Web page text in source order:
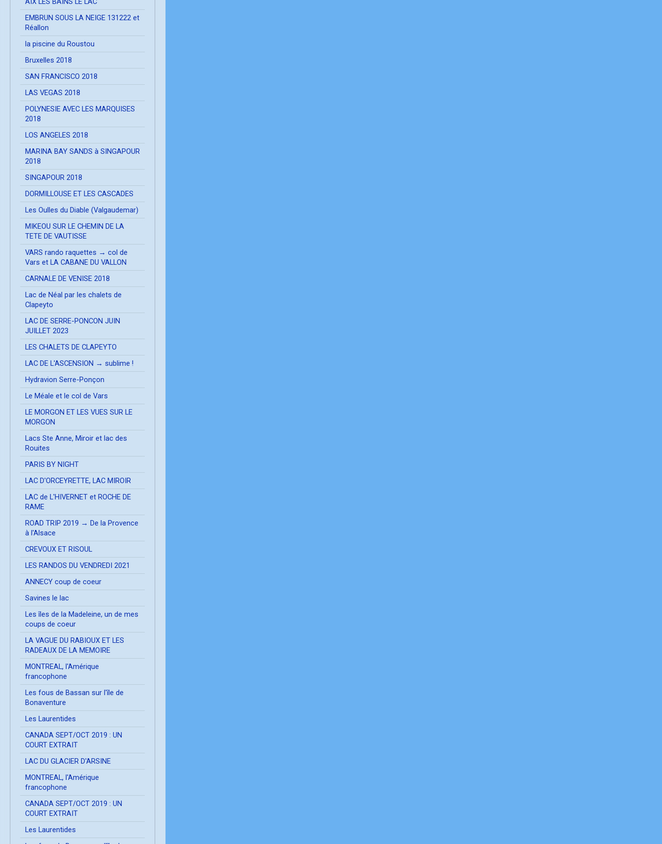
EMBRUN SOUS LA NEIGE 131222 et
Réallon
la piscine du Roustou
Bruxelles 2018
SAN FRANCISCO 2018
LAS VEGAS 2018
POLYNESIE AVEC LES MARQUISES
2018
LOS ANGELES 2018
MARINA BAY SANDS à SINGAPOUR
2018
SINGAPOUR 2018
DORMILLOUSE ET LES CASCADES
Les Oulles du Diable (Valgaudemar)
MIKEOU SUR LE CHEMIN DE LA
TETE DE VAUTISSE
VARS rando raquettes → col de
Vars et LA CABANE DU VALLON
CARNALE DE VENISE 2018
Lac de Néal par les chalets de
Clapeyto
LAC DE SERRE-PONCON JUIN
JUILLET 2023
LES CHALETS DE CLAPEYTO
LAC DE L'ASCENSION → sublime !
Hydravion Serre-Ponçon
Le Méale et le col de Vars
LE MORGON ET LES VUES SUR LE
MORGON
Lacs Ste Anne, Miroir et lac des
Rouites
PARIS BY NIGHT
LAC D'ORCEYRETTE, LAC MIROIR
LAC de L'HIVERNET et ROCHE DE
RAME
ROAD TRIP 2019 → De la Provence
à l'Alsace
CREVOUX ET RISOUL
LES RANDOS DU VENDREDI 2021
ANNECY coup de coeur
Savines le lac
Les îles de la Madeleine, un de mes
coups de coeur
LA VAGUE DU RABIOUX ET LES
RADEAUX DE LA MEMOIRE
MONTREAL, l'Amérique
francophone
Les fous de Bassan sur l'île de
Bonaventure
Les Laurentides
CANADA SEPT/OCT 2019 : UN
COURT EXTRAIT
LAC DU GLACIER D'ARSINE
MONTREAL, l'Amérique
francophone
CANADA SEPT/OCT 2019 : UN
COURT EXTRAIT
Les Laurentides